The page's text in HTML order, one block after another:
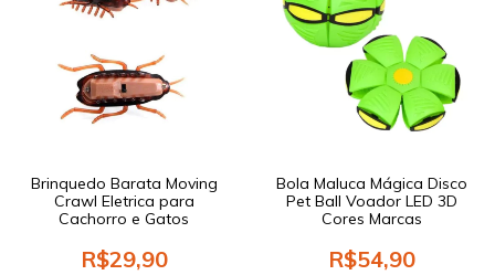
Brinquedo Barata Moving
Crawl Eletrica para
Cachorro e Gatos
R$29,90
Bola Maluca Mágica Disco
Pet Ball Voador LED 3D
Cores Marcas
R$54,90